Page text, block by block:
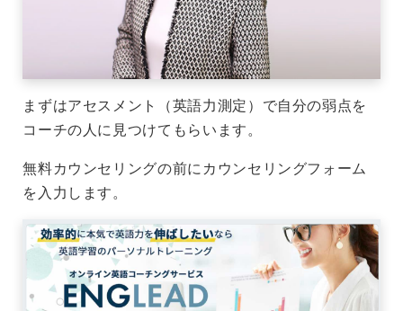
まずはアセスメント（英語力測定）で自分の弱点を
コーチの人に見つけてもらいます。
無料カウンセリングの前にカウンセリングフォーム
を入力します。